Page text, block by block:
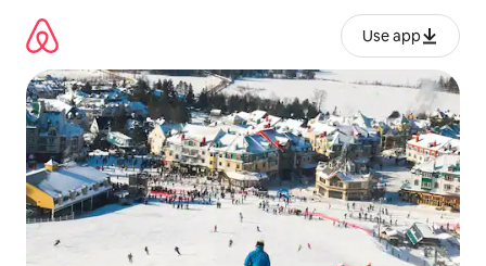
kwenda
kwenye
maudhui
Use app